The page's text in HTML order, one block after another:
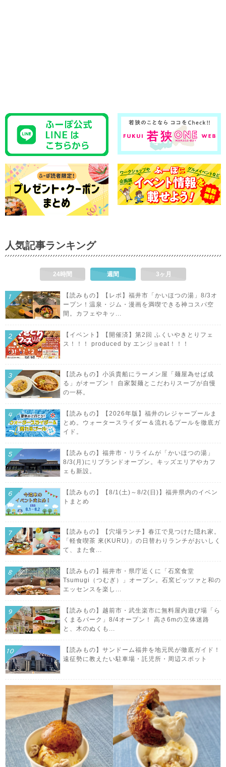
人気記事ランキング
24時間 週間 3ヶ月
【読みもの】【レポ】福井市「かいほつの湯」8/3オ
ープン！温泉・ジム・漫画を満喫できる神コスパ空
間。カフェやキッ...
【イベント】【開催済】第2回 ふくいやきとりフェ
ス！！！ produced by エンジョeat！！！
【読みもの】小浜貴船にラーメン屋「麺屋為せば成
る」がオープン！ 自家製麺とこだわりスープが自慢
の一杯。
【読みもの】【2026年版】福井のレジャープールま
とめ。ウォータースライダー＆流れるプールを徹底ガ
イド。
【読みもの】福井市・リライムが「かいほつの湯」
8/3(月)にリブランドオープン。キッズエリアやカフ
ェも新設。
【読みもの】【8/1(土)～8/2(日)】福井県内のイベン
トまとめ
【読みもの】【穴場ランチ】春江で見つけた隠れ家。
「軽食喫茶 來(KURU)」の日替わりランチがおいしく
て、また食...
【読みもの】福井市・県庁近くに「石窯食堂
Tsumugi（つむぎ）」オープン。石窯ピッツァと和の
エッセンスを楽し...
【読みもの】越前市・武生楽市に無料屋内遊び場「ら
くまるパーク」8/4オープン！ 高さ6mの立体迷路
と、木のぬくも...
【読みもの】サンドーム福井を地元民が徹底ガイド！
遠征勢に教えたい駐車場・託児所・周辺スポット